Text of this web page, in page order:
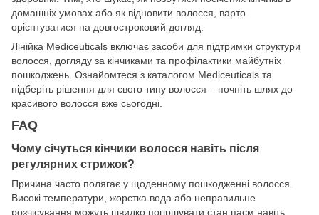
домашніх умовах або як відновити волосся, варто
орієнтуватися на довгостроковий догляд.
Лінійка Mediceuticals включає засоби для підтримки структури
волосся, догляду за кінчиками та профілактики майбутніх
пошкоджень. Ознайомтеся з каталогом Mediceuticals та
підберіть рішення для свого типу волосся – почніть шлях до
красивого волосся вже сьогодні.
FAQ
Чому січуться кінчики волосся навіть після
регулярних стрижок?
Причина часто полягає у щоденному пошкодженні волосся.
Високі температури, жорстка вода або неправильне
розчісування можуть швидко погіршувати стан пасм навіть